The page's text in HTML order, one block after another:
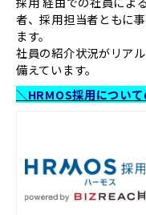
者、採⽤担当者ともに
ます。
社員の紹介状況がリア
備えています。
＼HRMOS採用につい